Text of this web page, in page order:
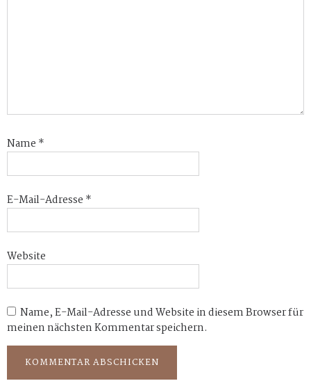
Name *
E-Mail-Adresse *
Website
Name, E-Mail-Adresse und Website in diesem Browser für
meinen nächsten Kommentar speichern.